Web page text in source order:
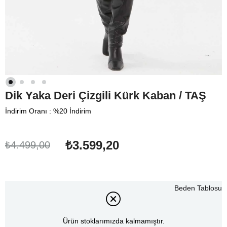
Dik Yaka Deri Çizgili Kürk Kaban / TAŞ
İndirim Oranı : %20 İndirim
₺4.499,00 ₺3.599,20
Ürün stoklarımızda kalmamıştır.
Beden Tablosu